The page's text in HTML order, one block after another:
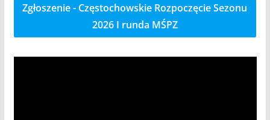
Zgłoszenie - Częstochowskie Rozpoczęcie Sezonu
2026 I runda MŚPZ